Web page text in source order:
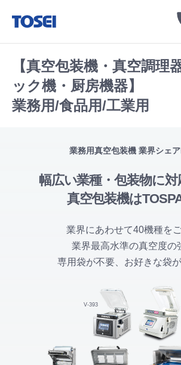
【真空包装機・真空調理
ック機・厨房機器】
業務用/食品用/工業用
業務用真空包装機 業界シェ
幅広い業種・包装物に対
真空包装機は
業界にあわせて40機種を
業界最高水準の真空度の
専用袋が不要、お好きな袋
V-393